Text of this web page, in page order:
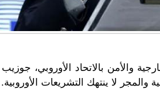
والأمن بالاتحاد الأوروبي، جوزيب
والمجر لا ينتهك التشريعات الأوروبية.